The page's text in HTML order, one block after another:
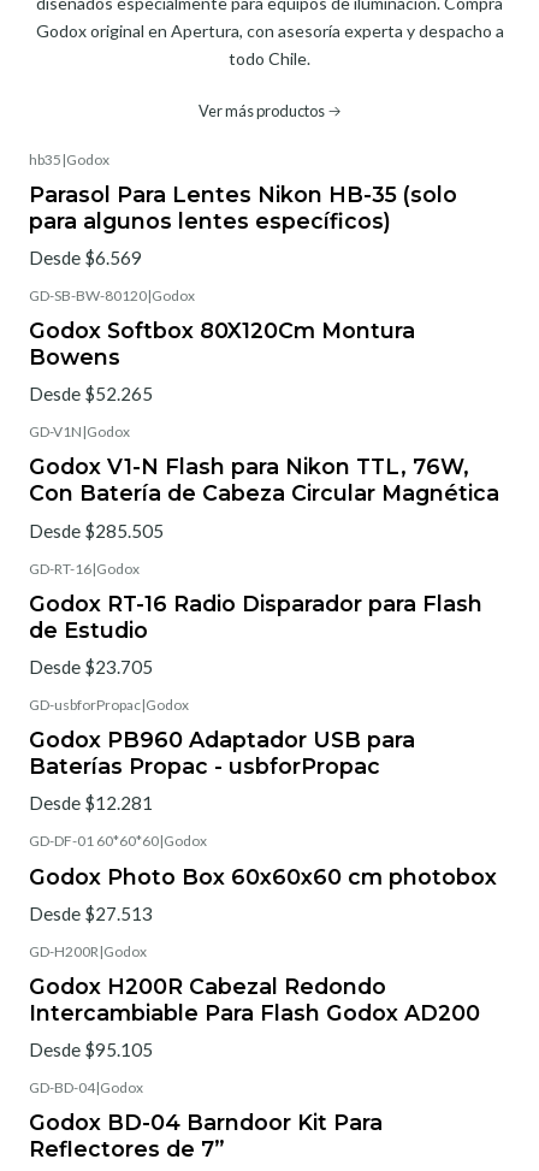
Godox original en Apertura, con asesoría experta y despacho a
todo Chile.
Ver más productos
hb35 |Godox
Parasol Para Lentes Nikon HB-35 (solo
para algunos lentes específicos)
Desde $6.569
GD-SB-BW-80120|Godox
Godox Softbox 80X120Cm Montura
Bowens
Desde $52.265
GD-V1N |Godox
Godox V1-N Flash para Nikon TTL, 76W,
Con Batería de Cabeza Circular Magnética
Desde $285.505
GD-RT-16|Godox
Godox RT-16 Radio Disparador para Flash
de Estudio
Desde $23.705
GD-usbforPropac|Godox
Godox PB960 Adaptador USB para
Baterías Propac - usbforPropac
Desde $12.281
GD-DF-01 60*60*60|Godox
Godox Photo Box 60x60x60 cm photobox
Desde $27.513
GD-H200R |Godox
Godox H200R Cabezal Redondo
Intercambiable Para Flash Godox AD200
Desde $95.105
GD-BD-04|Godox
Godox BD-04 Barndoor Kit Para
Reflectores de 7”